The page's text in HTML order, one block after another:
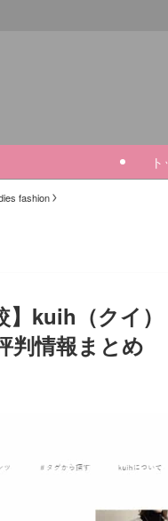
fashion
】kuih（クイ
判情報まとめ